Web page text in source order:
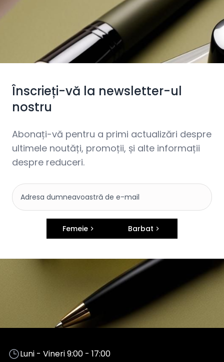
Înscrieți-vă la newsletter-ul
nostru
Abonați-vă pentru a primi actualizări despre
ultimele noutăți, promoții, și alte informații
despre reduceri.
Femeie Barbat
Luni - Vineri 9:00 - 17:00